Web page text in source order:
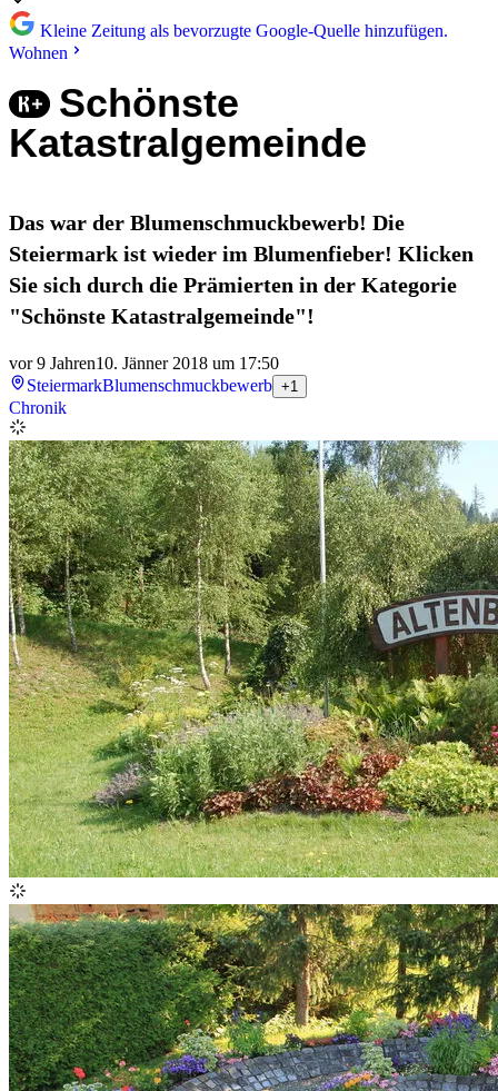
Kleine Zeitung als bevorzugte Google-Quelle hinzufügen.
Wohnen
Schönste
Katastralgemeinde
Das war der Blumenschmuckbewerb! Die
Steiermark ist wieder im Blumenfieber! Klicken
Sie sich durch die Prämierten in der Kategorie
"Schönste Katastralgemeinde"!
vor 9 Jahren10. Jänner 2018 um 17:50
SteiermarkBlumenschmuckbewerb +1
Chronik